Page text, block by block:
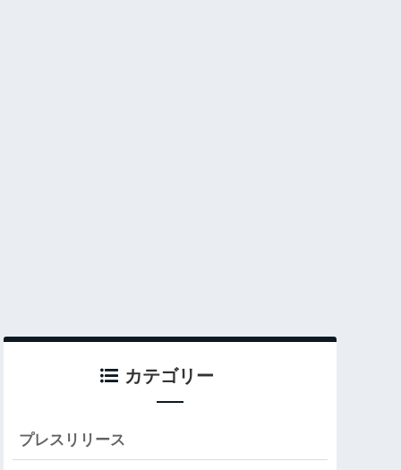
カテゴリー
プレスリリース